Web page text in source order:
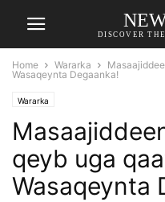
DISCOVER
Home Wararka
Wasaqeynta Degaanka!
Wararka
qeyb uga
Wasaqeynta